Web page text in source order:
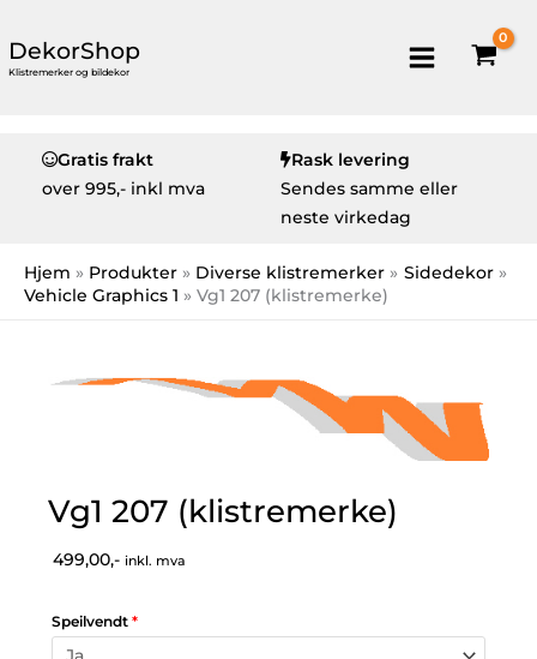
DekorShop
Klistremerker og bildekor
Gratis frakt
over 995,- inkl mva
Rask levering
Sendes samme eller
neste virkedag
Hjem Produkter Diverse klistremerker
Sidedekor
Vehicle Graphics 1
Vg1 207 (klistremerke)
Vg1 207 (klistremerke)
499,00,- inkl. mva
Speilvendt *